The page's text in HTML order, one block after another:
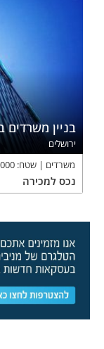
בניין משרדים
ירושלים
משרדים
שטח:
נכס למכירה